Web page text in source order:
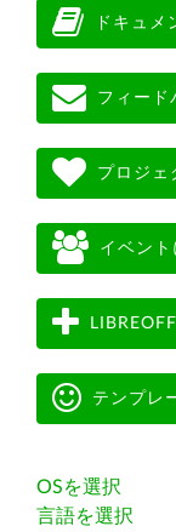
ドキュメ
フィード
プロジェ
イベント
テンプレ
OSを選択
言語を選択